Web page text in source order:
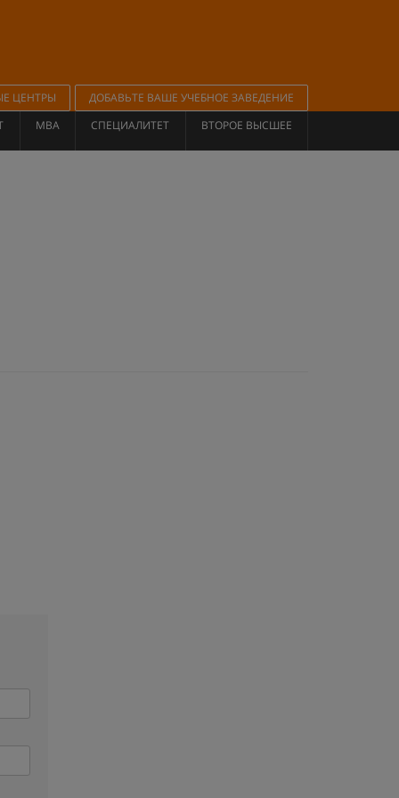
ЦЕНТРЫ
ДОБАВЬТЕ ВАШЕ УЧЕБНОЕ ЗАВЕДЕНИЕ
MBA СПЕЦИАЛИТЕТ ВТОРОЕ ВЫСШЕЕ